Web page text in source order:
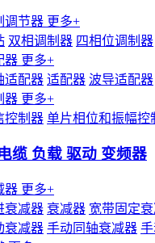
调节器 更多+
双相调制器 四相位调制器
器 更多+
适配器 适配器 波导适配器
器 更多+
控制器 单片相位和振幅控
缆 负载 驱动 变频器
器 更多+
衰减器 衰减器 宽带固定
衰减器 手动同轴衰减器